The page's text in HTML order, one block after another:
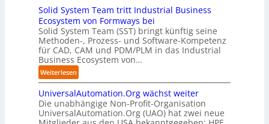
a
h
r
e
n
f
ü
r
d
e
n
G
u
m
C
o
-
C
E
O
e
c
h
e
n
z
e
n
t
r
e
:
T
r
e
f
f
p
u
k
t
f
b
:
D
i
s
r
u
p
t
b
l
i
Solid System Team tritt Industrial Business
Ecosystem von Formways bei
Solid System Team (SST) bringt künftig seine
Methoden-, Prozess- und Software-Kompetenz
für CAD, CAM und PDM/PLM in das Industrial
Business Ecosystem von…
Weiterlesen:
S
o
l
i
UniversalAutomation.Org wächst weiter
Die unabhängige Non-Profit-Organisation
UniversalAutomation.Org (UAO) hat zwei neue